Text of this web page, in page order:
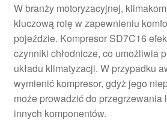
W branży motoryzacyjnej,
kluczową rolę w zapewnieniu
pojeździe. Kompresor SD7C16
czynniki chłodnicze, co umożliwia
układu klimatyzacji. W przypadku
wymienić kompresor, gdyż jego
może prowadzić do przegrzewania
innych komponentów.